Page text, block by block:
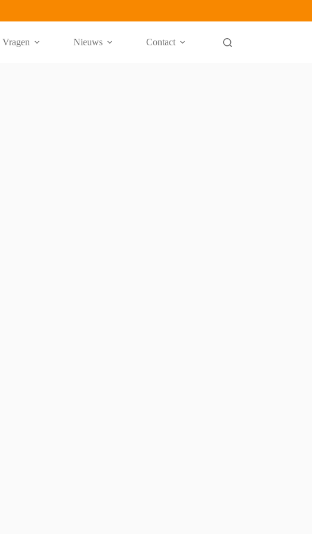
Vragen Nieuws Contact